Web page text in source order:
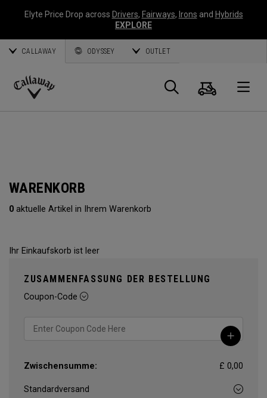
Elyte Price Drop across Drivers, Fairways, Irons and Hybrids
EXPLORE
CALLAWAY ODYSSEY OUTLET
Callaway
Suche
WARENKORB
0 aktuelle Artikel in Ihrem Warenkorb
Ihr Einkaufskorb ist leer
ZUSAMMENFASSUNG DER BESTELLUNG
Coupon-Code
Zwischensumme: £ 0,00